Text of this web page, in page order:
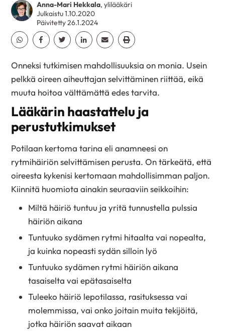
Anna-Mari Hekkala, ylilääkäri
Julkaistu 1.10.2020
Päivitetty 26.1.2024
Jaa Whatsapp
Jaa Facebook
Jaa TwitterJaa Linkedin
Jaa EmailJaa Print
Onneksi tutkimisen mahdollisuuksia on monia. Usein
pelkkä oireen aiheuttajan selvittäminen riittää, eikä
muuta hoitoa välttämättä edes tarvita.
Lääkärin haastattelu ja
perustutkimukset
Potilaan kertoma tarina eli anamneesi on
rytmihäiriön selvittämisen perusta. On tärkeätä, että
oireesta kykenisi kertomaan mahdollisimman paljon.
Kiinnitä huomiota ainakin seuraaviin seikkoihin:
Miltä häiriö tuntuu ja yritä tunnustella pulssia
häiriön aikana
Tuntuuko sydämen rytmi hitaalta vai nopealta,
ja kuinka nopeasti sydän silloin lyö
Tuntuuko sydämen rytmi häiriön aikana
tasaiselta vai epätasaiselta
Tuleeko häiriö lepotilassa, rasituksessa vai
molemmissa, vai onko joitain muita tekijöitä,
jotka häiriön saavat aikaan